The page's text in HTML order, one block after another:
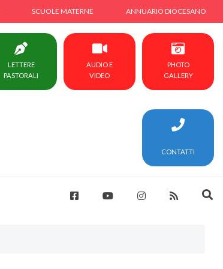
SCUOLE MATERNE ANNUARIO DIOCESANO
LETTERE
PASTORALI
AUDIO E
VIDEO
PHOTO
GALLERY
CONTATTI